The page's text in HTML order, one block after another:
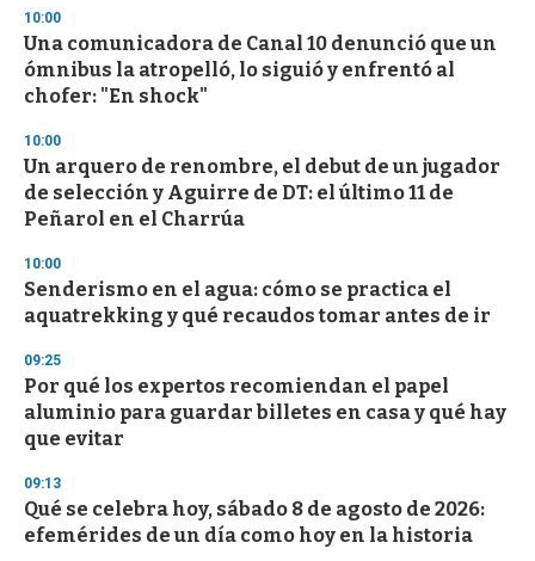
d
s
o
f
3
s
e
c
o
n
10:00
Una comunicadora de Canal 10 denunció que un
ómnibus la atropelló, lo siguió y enfrentó al
chofer: "En shock"
10:00
Un arquero de renombre, el debut de un jugador
de selección y Aguirre de DT: el último 11 de
Peñarol en el Charrúa
10:00
Senderismo en el agua: cómo se practica el
aquatrekking y qué recaudos tomar antes de ir
09:25
Por qué los expertos recomiendan el papel
aluminio para guardar billetes en casa y qué hay
que evitar
09:13
Qué se celebra hoy, sábado 8 de agosto de 2026:
efemérides de un día como hoy en la historia